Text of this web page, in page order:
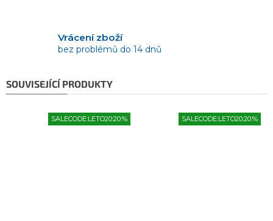
Vrácení zboží
bez problémů do 14 dnů
SOUVISEJÍCÍ PRODUKTY
SALECODE:LETO20:20:% SALECODE:LETO20:20:%